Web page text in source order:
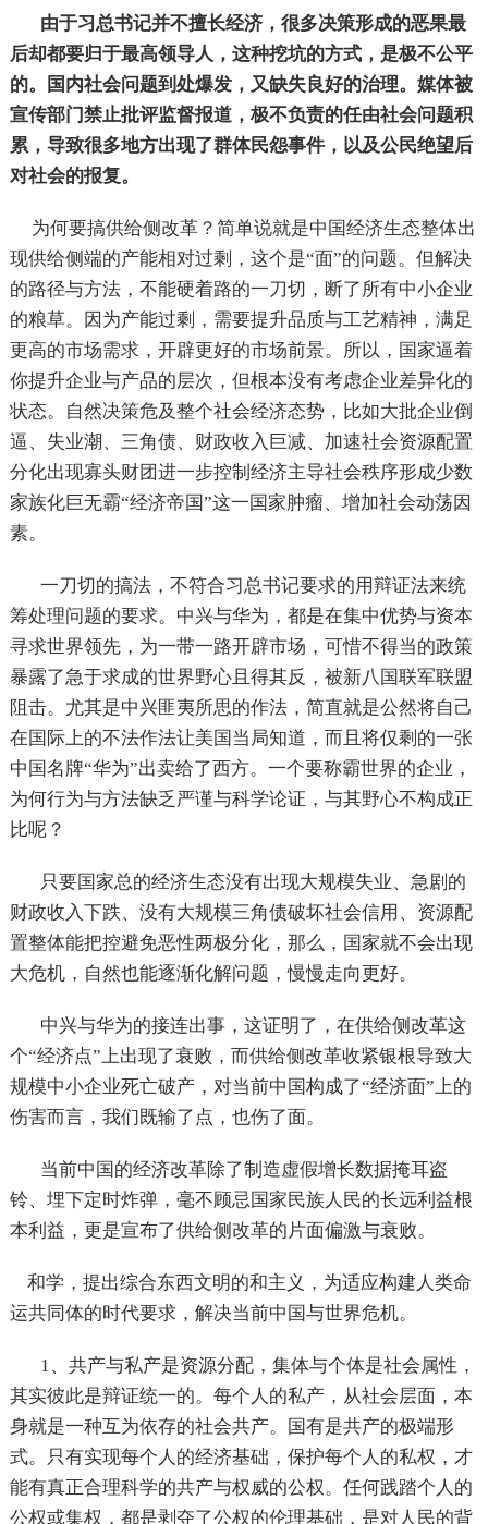
由于习总书记并不擅长经济，很多决策形成的恶果最
后却都要归于最高领导人，这种挖坑的方式，是极不公平
的。国内社会问题到处爆发，又缺失良好的治理。媒体被
宣传部门禁止批评监督报道，极不负责的任由社会问题积
累，导致很多地方出现了群体民怨事件，以及公民绝望后
对社会的报复。
为何要搞供给侧改革？简单说就是中国经济生态整体出
现供给侧端的产能相对过剩，这个是“面”的问题。但解决
的路径与方法，不能硬着路的一刀切，断了所有中小企业
的粮草。因为产能过剩，需要提升品质与工艺精神，满足
更高的市场需求，开辟更好的市场前景。所以，国家逼着
你提升企业与产品的层次，但根本没有考虑企业差异化的
状态。自然决策危及整个社会经济态势，比如大批企业倒
逼、失业潮、三角债、财政收入巨减、加速社会资源配置
分化出现寡头财团进一步控制经济主导社会秩序形成少数
家族化巨无霸“经济帝国”这一国家肿瘤、增加社会动荡因
素。
一刀切的搞法，不符合习总书记要求的用辩证法来统
筹处理问题的要求。中兴与华为，都是在集中优势与资本
寻求世界领先，为一带一路开辟市场，可惜不得当的政策
暴露了急于求成的世界野心且得其反，被新八国联军联盟
阻击。尤其是中兴匪夷所思的作法，简直就是公然将自己
在国际上的不法作法让美国当局知道，而且将仅剩的一张
中国名牌“华为”出卖给了西方。一个要称霸世界的企业，
为何行为与方法缺乏严谨与科学论证，与其野心不构成正
比呢？
只要国家总的经济生态没有出现大规模失业、急剧的
财政收入下跌、没有大规模三角债破坏社会信用、资源配
置整体能把控避免恶性两极分化，那么，国家就不会出现
大危机，自然也能逐渐化解问题，慢慢走向更好。
中兴与华为的接连出事，这证明了，在供给侧改革这
个“经济点”上出现了衰败，而供给侧改革收紧银根导致大
规模中小企业死亡破产，对当前中国构成了“经济面”上的
伤害而言，我们既输了点，也伤了面。
当前中国的经济改革除了制造虚假增长数据掩耳盗
铃、埋下定时炸弹，毫不顾忌国家民族人民的长远利益根
本利益，更是宣布了供给侧改革的片面偏激与衰败。
和学，提出综合东西文明的和主义，为适应构建人类命
运共同体的时代要求，解决当前中国与世界危机。
1、共产与私产是资源分配，集体与个体是社会属性，
其实彼此是辩证统一的。每个人的私产，从社会层面，本
身就是一种互为依存的社会共产。国有是共产的极端形
式。只有实现每个人的经济基础，保护每个人的私权，才
能有真正合理科学的共产与权威的公权。任何践踏个人的
公权或集权，都是剥夺了公权的伦理基础，是对人民的背